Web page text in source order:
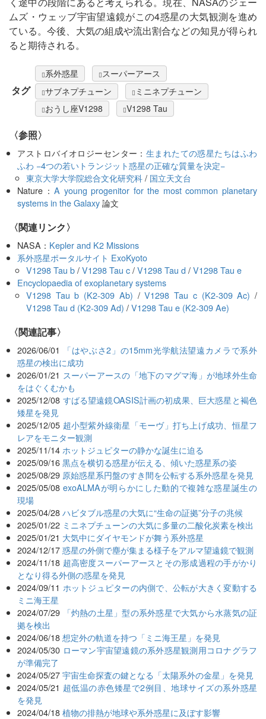
ムズ・ウェッブ宇宙望遠鏡がこの4惑星の大気観測を進め
ている。今後、大気の組成や流出割合などの知見が得られ
ると期待される。
タグ
系外惑星
スーパーアース
サブネプチューン
ミニネプチューン
おうし座V1298
V1298 Tau
〈参照〉
アストロバイオロジーセンター： 生まれたての惑星たちはふわ
ふわ −4つの若いトランジット惑星の正確な質量を決定−
東京大学大学院総合文化研究科/ 国立天文台
Nature：A young progenitor for the most common planetary
systems in the Galaxy論文
〈関連リンク〉
NASA： Kepler and K2 Missions
系外惑星ポータルサイト ExoKyoto
V1298 Tau b/V1298 Tau c/V1298 Tau d /V1298 Tau e
Encyclopaedia of exoplanetary systems
V1298 Tau b (K2-309 Ab) /V1298 Tau c (K2-309 Ac) /
V1298 Tau d (K2-309 Ad) /V1298 Tau e (K2-309 Ae)
関連記事
2026/06/01
「はやぶさ2」の15mm光学航法望遠カメラで系外
惑星の検出に成功
2026/01/21 スーパーアースの「地下のマグマ海」が地球外生命
をはぐくむかも
2025/12/08 すばる望遠鏡OASIS計画の初成果、巨大惑星と褐色
矮星を発見
2025/12/05 超小型紫外線衛星「モーヴ」打ち上げ成功、恒星フ
レアをモニター観測
2025/11/14 ホットジュピターの静かな誕生に迫る
2025/09/16 黒点を横切る惑星が伝える、傾いた惑星系の姿
2025/08/29 原始惑星系円盤のすき間を公転する系外惑星を発見
2025/05/08 exoALMAが明らかにした動的で複雑な惑星誕生の
現場
2025/04/28 ハビタブル惑星の大気に“生命の証拠”分子の兆候
2025/01/22 ミニネプチューンの大気に多量の二酸化炭素を検出
2025/01/21 大気中にダイヤモンドが舞う系外惑星
2024/12/17 惑星の外側で塵が集まる様子をアルマ望遠鏡で観測
2024/11/18 超高密度スーパーアースとその形成過程の手がかり
となり得る外側の惑星を発見
2024/09/11 ホットジュピターの内側で、公転が大きく変動する
ミニ海王星
2024/07/29
「灼熱の土星」型の系外惑星で大気から水蒸気の証
拠を検出
2024/06/18 想定外の軌道を持つ「ミニ海王星」を発見
2024/05/30 ローマン宇宙望遠鏡の系外惑星観測用コロナグラフ
が準備完了
2024/05/27 宇宙生命探査の鍵となる「太陽系外の金星」を発見
2024/05/21 超低温の赤色矮星で2例目、地球サイズの系外惑星
を発見
2024/04/18 植物の排熱が地球や系外惑星に及ぼす影響